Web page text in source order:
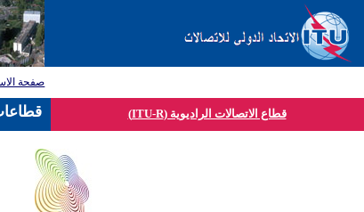
صفحة
قطاع الاتصالات الراديوية (ITU-R)